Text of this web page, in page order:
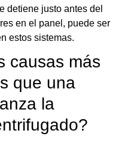
detiene justo antes del
en el panel, puede ser
estos sistemas.
causas más
que una
la